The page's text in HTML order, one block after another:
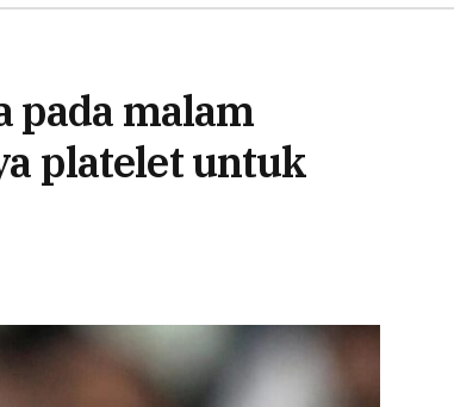
malam
platelet untuk